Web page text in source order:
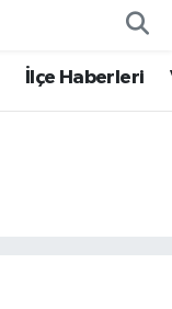
İlçe Haberleri